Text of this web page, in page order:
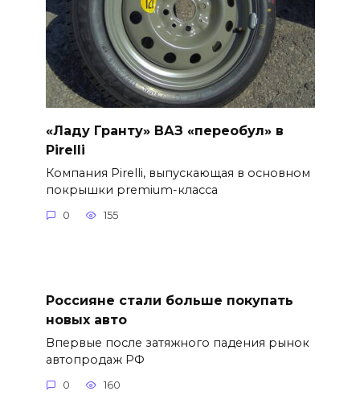
«Ладу Гранту» ВАЗ «переобул» в
Pirelli
Компания Pirelli, выпускающая в основном
покрышки premium-класса
0 155
Россияне стали больше покупать
новых авто
Впервые после затяжного падения рынок
автопродаж РФ
0 160